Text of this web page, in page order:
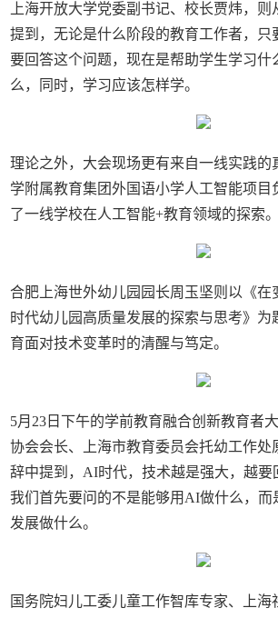
上海开放大学党委副书记、校长贾炜，
提到，无论是什么阶段的教育工作者，只
要回答这个问题，现在是帮助学生学习什
么，同时，学习应该怎样学。
理论之外，大会现场更有来自一线实践的
学附属教育集团外国语小学人工智能项目
了一线学校在人工智能+教育领域的探索。
合肥上海世外幼儿园园长周玉坚则以《
时代幼儿园高质量发展的探索与思考》为
育面对技术变革时的清醒与笃定。
5月23日下午的学前教育融合创新教育者
协会会长、上海市教育委员会托幼工作处
辞中提到，AI时代，技术越是强大，越要
我们首先要问的不是能够用AI做什么，而
发展做什么。
国务院妇儿工委儿童工作智库专家、上海